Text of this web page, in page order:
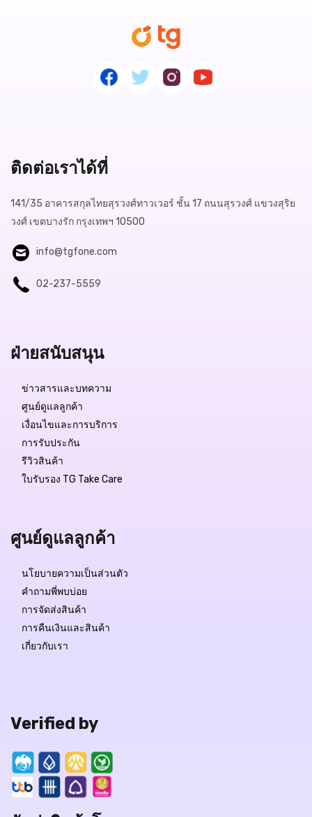
ติดต่อเราได้ที่
141/35 อาคารสกุลไทยสุรวงศ์ทาวเวอร์ ชั้น 17 ถนนสุรวงศ์ แขวงสุริย
วงศ์ เขตบางรัก กรุงเทพฯ 10500
info@tgfone.com
02-237-5559
ฝ่ายสนับสนุน
ข่าวสารและบทความ
ศูนย์ดูแลลูกค้า
เงื่อนไขและการบริการ
การรับประกัน
รีวิวสินค้า
ใบรับรอง TG Take Care
ศูนย์ดูแลลูกค้า
นโยบายความเป็นส่วนตัว
คำถามพี่พบบ่อย
การจัดส่งสินค้า
การคืนเงินและสินค้า
เกี่ยวกับเรา
Verified by